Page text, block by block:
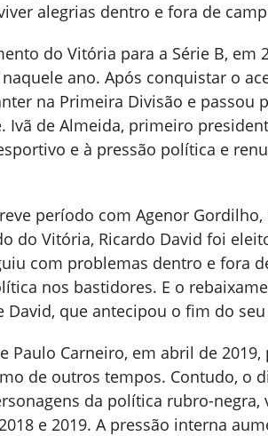
alegrias dentro e fora de
do Vitória para a Série B, em
naquele ano. Após conquistar o
na Primeira Divisão e passou
Ivã de Almeida, primeiro
e à pressão política e
período com Agenor
do Vitória, Ricardo David foi
com problemas dentro e fora
nos bastidores. E o
David, que antecipou o fim do
Paulo Carneiro, em abril de
de outros tempos. Contudo, o
da política rubro-
e 2019. A pressão interna